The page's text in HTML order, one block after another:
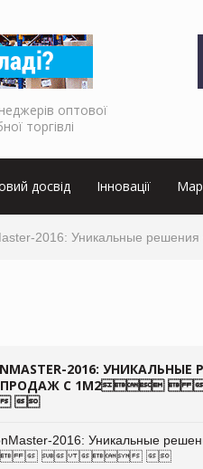
оптової
торгівлі
досвід Інновації
2016: Уникальные
2016:
ПРОДАЖ С 1М2
